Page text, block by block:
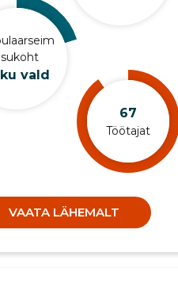
vald
67
Töötajat
VAATA LÄHEMALT